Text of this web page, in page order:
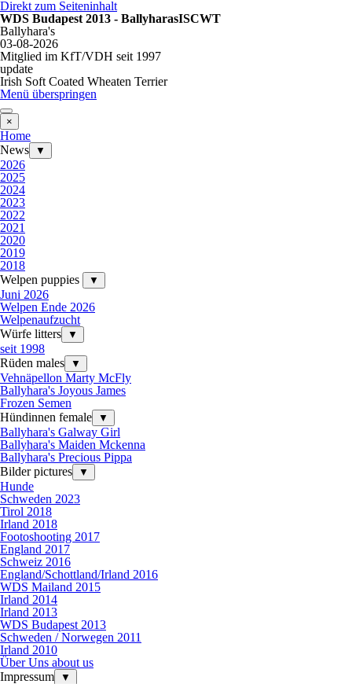
Direkt zum Seiteninhalt
WDS Budapest 2013 - BallyharasISCWT
Ballyhara's
03-08-2026
Mitglied im KfT/VDH seit 1997
update
Irish Soft Coated Wheaten Terrier
Menü überspringen
×
Home
News
▼
2026
2025
2024
2023
2022
2021
2020
2019
2018
Welpen puppies
▼
Juni 2026
Welpen Ende 2026
Welpenaufzucht
Würfe litters
▼
seit 1998
Rüden males
▼
Vehnäpellon Marty McFly
Ballyhara's Joyous James
Frozen Semen
Hündinnen female
▼
Ballyhara's Galway Girl
Ballyhara's Maiden Mckenna
Ballyhara's Precious Pippa
Bilder pictures
▼
Hunde
Schweden 2023
Tirol 2018
Irland 2018
Footoshooting 2017
England 2017
Schweiz 2016
England/Schottland/Irland 2016
WDS Mailand 2015
Irland 2014
Irland 2013
WDS Budapest 2013
Schweden / Norwegen 2011
Irland 2010
Über Uns about us
Impressum
▼